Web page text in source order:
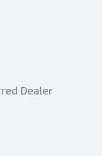
Dealer